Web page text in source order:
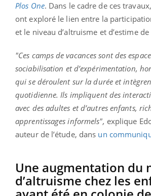
Plos One. Dans le cadre de ces
ont exploré le lien entre la
et le niveau d’altruisme et d’estime
"Ces camps de vacances sont des
sociabilisation et d’expérimentation,
qui se déroulent sur la durée et
quotidienne. Ils impliquent des
avec des adultes et d’autres enfants,
apprentissages informels", explique
auteur de l’étude, dans un
Une augmentation du
d’altruisme chez les